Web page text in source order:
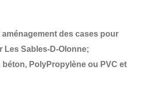
aménagement des cases pour
Les Sables-D-Olonne;
béton, PolyPropylène ou PVC et